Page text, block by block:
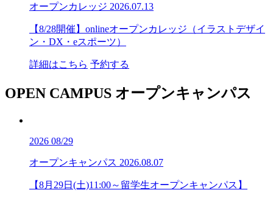
オープンカレッジ 2026.07.13
【8/28開催】onlineオープンカレッジ（イラストデザイ
ン・DX・eスポーツ）
詳細はこちら 予約する
OPEN CAMPUS オープンキャンパス
2026 08/29
オープンキャンパス 2026.08.07
【8月29日(土)11:00～留学生オープンキャンパス】